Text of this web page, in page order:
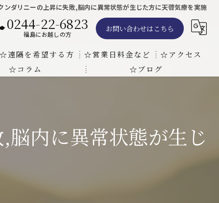
ンダリニーの上昇に失敗,脳内に異常状態が生じた方に天啓気療を実施
0244-22-6823
福島にお越しの方
お問い合わせはこちら
☆遠隔を希望する方 ☆営業日料金など ☆アクセス
☆コラム ☆ブログ
内に異常状態が生じ